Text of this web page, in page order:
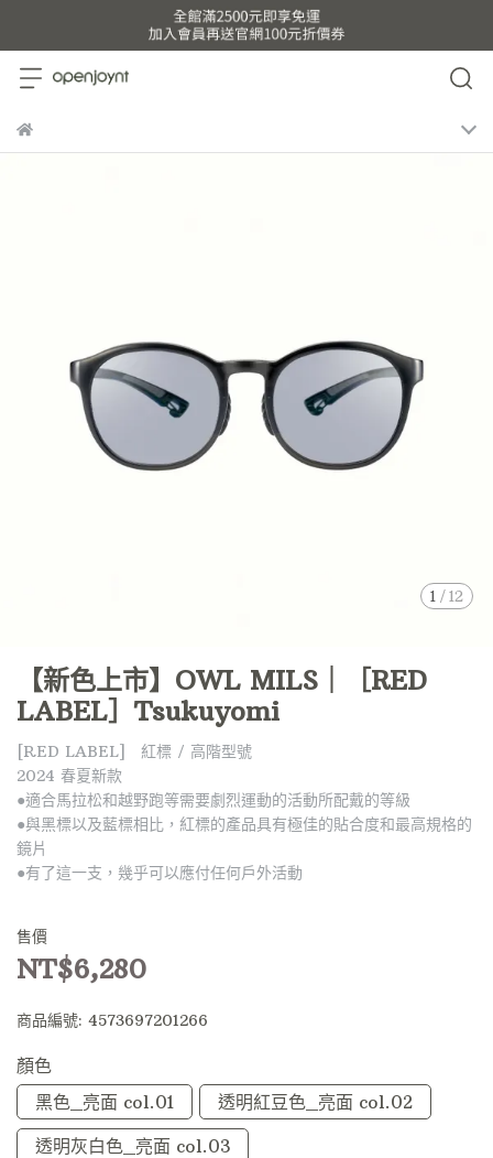
1 /12
【新色上市】OWL MILS｜［RED
LABEL］Tsukuyomi
[RED LABEL] 紅標 / 高階型號
2024 春夏新款
●適合馬拉松和越野跑等需要劇烈運動的活動所配戴的等級
●與黑標以及藍標相比，紅標的產品具有極佳的貼合度和最高規格的
鏡片
●有了這一支，幾乎可以應付任何戶外活動
售價
NT$6,280
商品編號: 4573697201266
顏色
黑色_亮面 col.01
透明紅豆色_亮面 col.02
透明灰白色_亮面 col.03